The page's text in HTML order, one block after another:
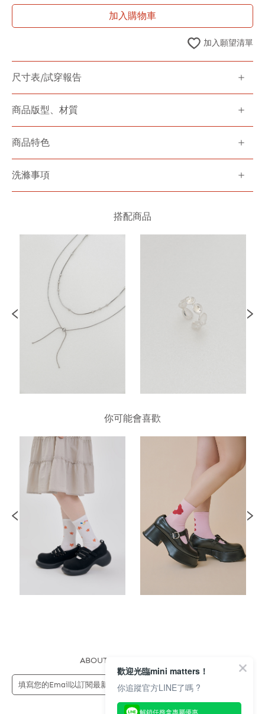
加入購物車
加入願望清單
尺寸表/試穿報告
商品版型、材質
商品特色
洗滌事項
搭配商品
你可能會喜歡
ABOUT US
歡迎光臨mini matters！
你追蹤官方LINE了嗎 ?
解鎖任務拿專屬優惠